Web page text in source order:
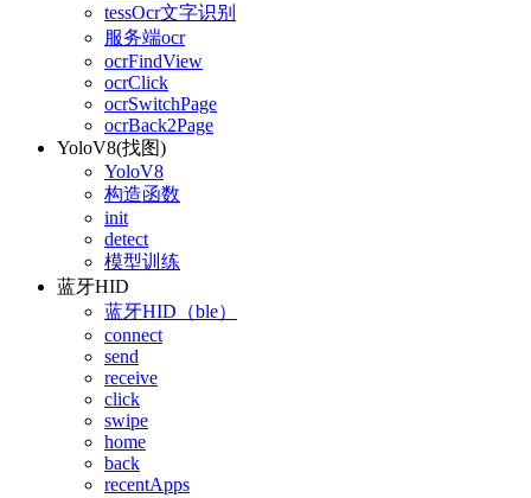
tessOcr文字识别
服务端ocr
ocrFindView
ocrClick
ocrSwitchPage
ocrBack2Page
YoloV8(找图)
YoloV8
构造函数
init
detect
模型训练
蓝牙HID
蓝牙HID（ble）
connect
send
receive
click
swipe
home
back
recentApps